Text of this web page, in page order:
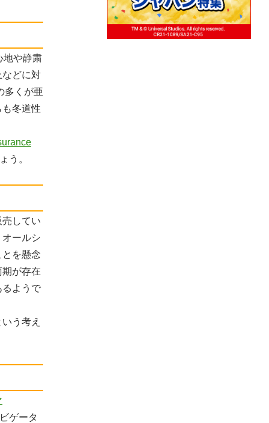
地や静粛
などに対
多くが亜
冬道性
う。
してい
ールシ
を懸念
が存在
るようで
う考え
ゲータ